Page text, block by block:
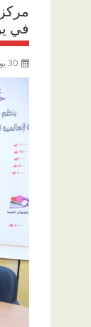
في
30 يونيو، 2026